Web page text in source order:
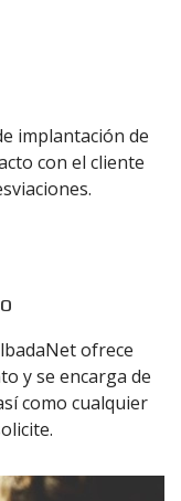
implantación de
con el cliente
ofrece
y se encarga de
como cualquier